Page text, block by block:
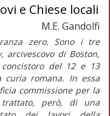
e Chiese locali
M.E. Gandolfi
zero. Sono i tre
arcivescovo di Boston,
del 12 e 13
romana. In essa
commissione per la
però, di una